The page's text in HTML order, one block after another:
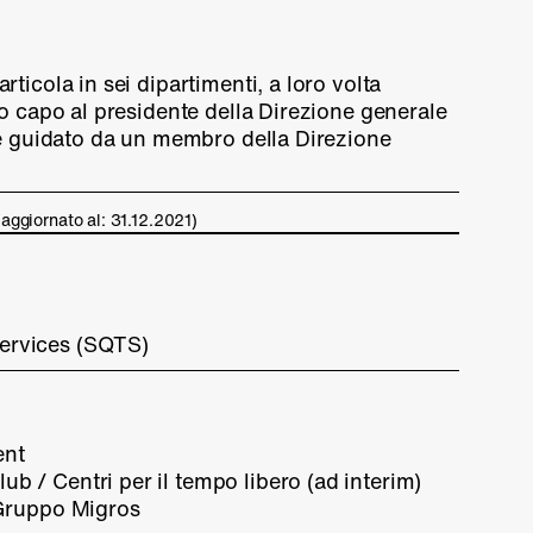
in sei dipartimenti, a loro volta
al presidente della Direzione generale
da un membro della Direzione
al: 31.12.2021)
(SQTS)
/ Centri per il tempo libero (ad interim)
Migros